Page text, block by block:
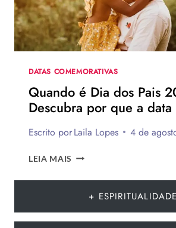
TE
INSPIRAR
A
MONTAR
SUA
PRESENTEAR
OU
DATAS COMEMORATIVAS
Quando é Dia dos Pais
Descubra por que a data
Escrito porLaila Lopes 4 de
LEIA MAIS QUANDO
DIA
+ ESPIRITUALIDADE